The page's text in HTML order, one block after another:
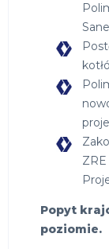
Popyt
poziomie.